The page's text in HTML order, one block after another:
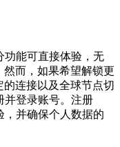
功能可直接体验，无
而，如果希望解锁更
连接以及全球节点切
并登录账号。注册
，并确保个人数据的